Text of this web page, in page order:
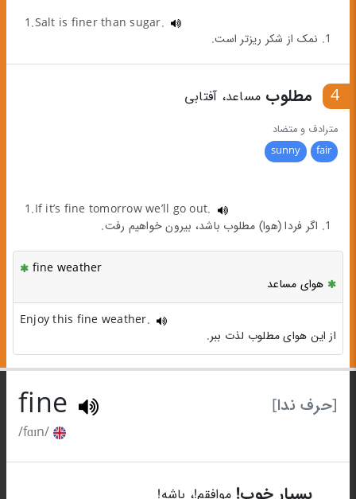
1.Salt is finer than sugar.
1. نمک از شکر ریزتر است.
4 مطلوب مساعد، آفتابی
مترادف و متضاد
fair
sunny
1.If it’s fine tomorrow we’ll go out.
1. اگر فردا (هوا) مطلوب باشد، بیرون خواهیم رفت.
fine weather
هوای مساعد
Enjoy this fine weather.
از این هوای مطلوب لذت ببر.
[حرف ندا] fine
/fɑɪn/
بسیار خوب!موافقم!، باشه!